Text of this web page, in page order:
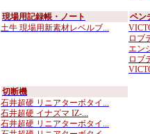
現場用記録帳・ノート
土牛 現場用新素材レベルブ...
ペン
ロブ
エン
ロブ
切断機
石井超硬 リニアターボタイ...
石井超硬 イナズマ IZ-...
石井超硬 リニアターボタイ...